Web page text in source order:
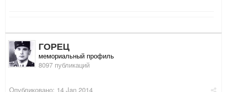
ГОРЕЦ
мемориальный профиль
8097 публикаций
Опубликовано: 14 Jan 2014